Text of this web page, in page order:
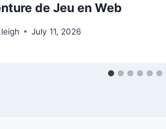
de Jeu en Web
July 11, 2026